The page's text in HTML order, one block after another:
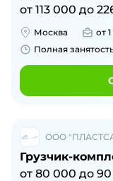
от 113 000 до
Москва от
Полная
ООО
Грузчик-
от 80 000 до